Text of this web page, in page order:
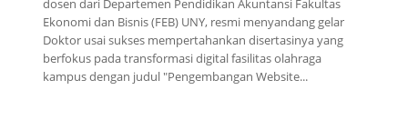
dosen dari Departemen Pendidikan Akuntansi Fakultas
Ekonomi dan Bisnis (FEB) UNY, resmi menyandang gelar
Doktor usai sukses mempertahankan disertasinya yang
berfokus pada transformasi digital fasilitas olahraga
kampus dengan judul "Pengembangan Website...